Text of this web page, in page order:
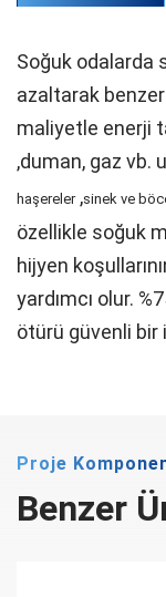
Soğuk odalarda
azaltarak
maliyetle enerji
,duman, gaz vb.
haşereler,sinek ve
özellikle soğuk
hijyen
yardımcı olur.
ötürü güvenli bir
Proje
Benzer